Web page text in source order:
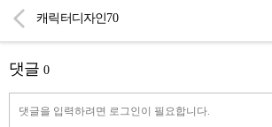
캐릭터디자인70
댓글 0